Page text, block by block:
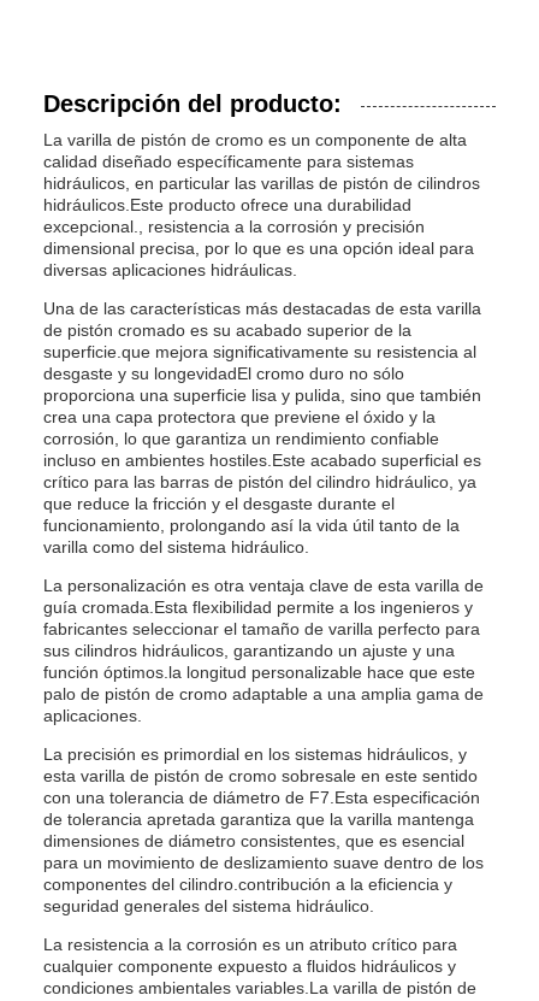
Descripción del producto:
La varilla de pistón de cromo es un componente de alta
calidad diseñado específicamente para sistemas
hidráulicos, en particular las varillas de pistón de cilindros
hidráulicos.Este producto ofrece una durabilidad
excepcional., resistencia a la corrosión y precisión
dimensional precisa, por lo que es una opción ideal para
diversas aplicaciones hidráulicas.
Una de las características más destacadas de esta varilla
de pistón cromado es su acabado superior de la
superficie.que mejora significativamente su resistencia al
desgaste y su longevidadEl cromo duro no sólo
proporciona una superficie lisa y pulida, sino que también
crea una capa protectora que previene el óxido y la
corrosión, lo que garantiza un rendimiento confiable
incluso en ambientes hostiles.Este acabado superficial es
crítico para las barras de pistón del cilindro hidráulico, ya
que reduce la fricción y el desgaste durante el
funcionamiento, prolongando así la vida útil tanto de la
varilla como del sistema hidráulico.
La personalización es otra ventaja clave de esta varilla de
guía cromada.Esta flexibilidad permite a los ingenieros y
fabricantes seleccionar el tamaño de varilla perfecto para
sus cilindros hidráulicos, garantizando un ajuste y una
función óptimos.la longitud personalizable hace que este
palo de pistón de cromo adaptable a una amplia gama de
aplicaciones.
La precisión es primordial en los sistemas hidráulicos, y
esta varilla de pistón de cromo sobresale en este sentido
con una tolerancia de diámetro de F7.Esta especificación
de tolerancia apretada garantiza que la varilla mantenga
dimensiones de diámetro consistentes, que es esencial
para un movimiento de deslizamiento suave dentro de los
componentes del cilindro.contribución a la eficiencia y
seguridad generales del sistema hidráulico.
La resistencia a la corrosión es un atributo crítico para
cualquier componente expuesto a fluidos hidráulicos y
condiciones ambientales variables.La varilla de pistón de